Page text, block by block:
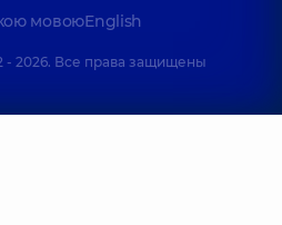
мовоюEnglish
- 2026. Все права защищены